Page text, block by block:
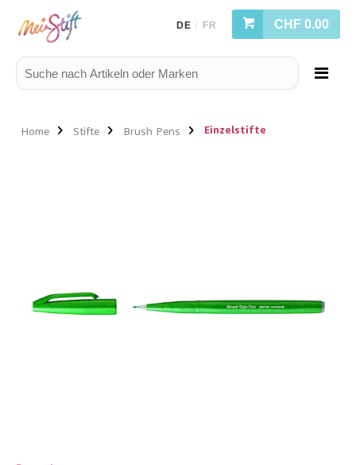
DE / FR CHF 0.00
Home Stifte Brush Pens Einzelstifte